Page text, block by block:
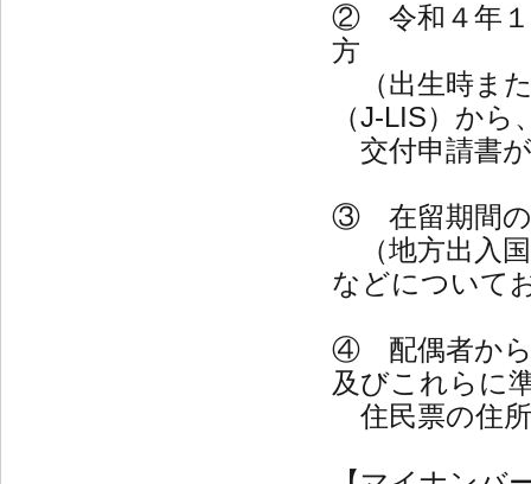
② 令和４年１
方
（出生時ま
（J-LIS）か
交付申請書
③ 在留期間の
（地方出入
などについて
④ 配偶者から
及びこれらに
住民票の住